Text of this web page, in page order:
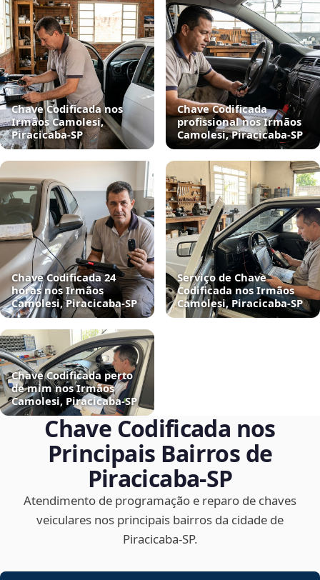
Chave Codificada nos
Irmãos Camolesi,
Piracicaba‑SP
Chave Codificada
profissional nos Irmãos
Camolesi, Piracicaba‑SP
Chave Codificada 24
horas nos Irmãos
Camolesi, Piracicaba‑SP
Serviço de Chave
Codificada nos Irmãos
Camolesi, Piracicaba‑SP
Chave Codificada perto
de mim nos Irmãos
Camolesi, Piracicaba‑SP
Chave Codificada nos
Principais Bairros de
Piracicaba‑SP
Atendimento de programação e reparo de chaves
veiculares nos principais bairros da cidade de
Piracicaba‑SP.